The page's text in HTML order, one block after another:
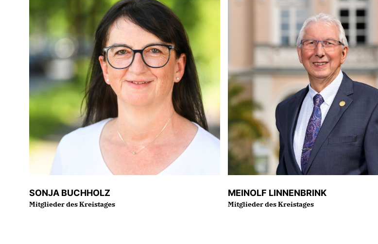
SONJA BUCHHOLZ
Mitglieder des Kreistages
MEINOLF LINNENBRINK
Mitglieder des Kreistages